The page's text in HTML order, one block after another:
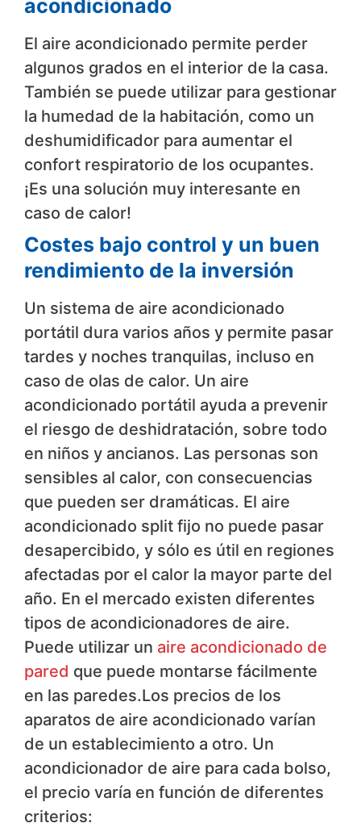
acondicionado
El aire acondicionado permite perder
algunos grados en el interior de la casa.
También se puede utilizar para gestionar
la humedad de la habitación, como un
deshumidificador para aumentar el
confort respiratorio de los ocupantes.
¡Es una solución muy interesante en
caso de calor!
Costes bajo control y un buen
rendimiento de la inversión
Un sistema de aire acondicionado
portátil dura varios años y permite pasar
tardes y noches tranquilas, incluso en
caso de olas de calor. Un aire
acondicionado portátil ayuda a prevenir
el riesgo de deshidratación, sobre todo
en niños y ancianos. Las personas son
sensibles al calor, con consecuencias
que pueden ser dramáticas. El aire
acondicionado split fijo no puede pasar
desapercibido, y sólo es útil en regiones
afectadas por el calor la mayor parte del
año. En el mercado existen diferentes
tipos de acondicionadores de aire.
Puede utilizar un aire acondicionado de
pared que puede montarse fácilmente
en las paredes.Los precios de los
aparatos de aire acondicionado varían
de un establecimiento a otro. Un
acondicionador de aire para cada bolso,
el precio varía en función de diferentes
criterios: